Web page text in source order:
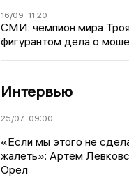
16/09 11:20
СМИ: чемпион мира
фигурантом дела о
Интервью
25/07 09:00
«Если мы этого не
жалеть»: Артем
Орел